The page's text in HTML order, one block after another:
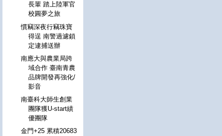
長輩 踏上陸軍官
校圓夢之旅
慣竊深夜行竊珠寶
得逞 南警過濾鎖
定逮捕送辦
南應大與農業局跨
域合作 臺南青農
品牌開發再強化/
影音
南臺科大師生創業
團隊獲U-start績
優團隊
金門+25 累積20683